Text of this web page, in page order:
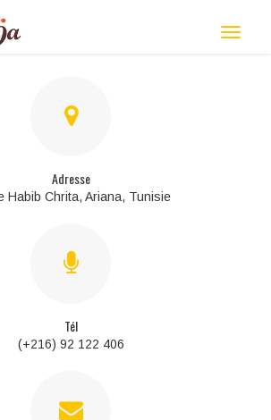
Adresse
Habib Chrita, Ariana, Tunisie
Tél
(+216) 92 122 406